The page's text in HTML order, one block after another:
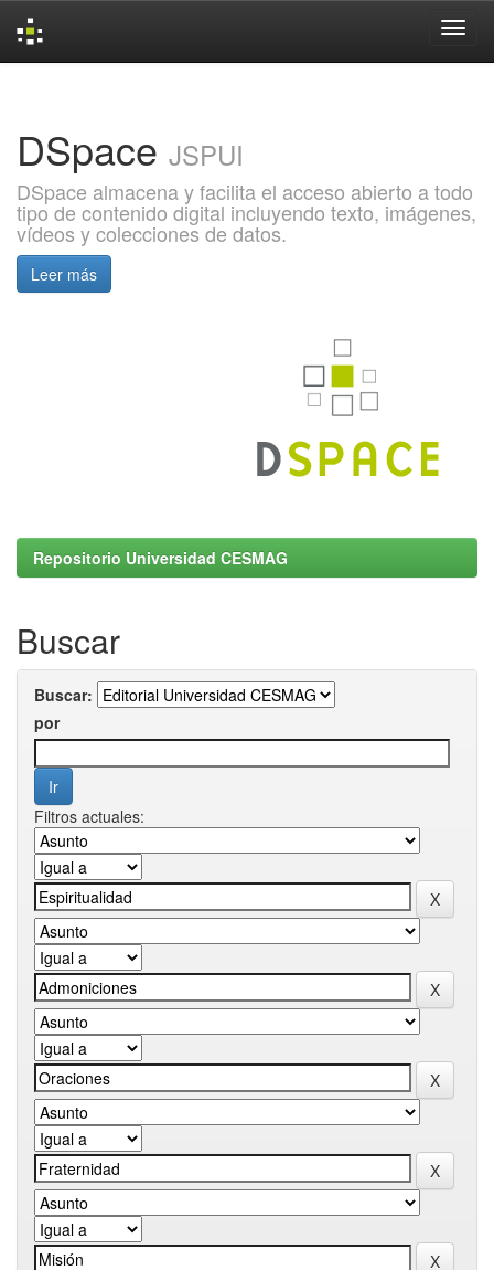
DSpace JSPUI
DSpace almacena y facilita el acceso abierto a todo
tipo de contenido digital incluyendo texto, imágenes,
vídeos y colecciones de datos.
Leer más
Repositorio Universidad CESMAG
Buscar
Buscar:
por
Filtros actuales: